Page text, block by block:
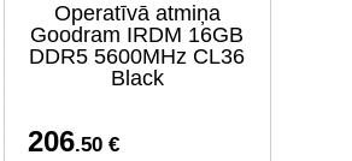
Operatīvā atmiņa
Goodram IRDM 16GB
DDR5 5600MHz CL36
Black
206.50 €